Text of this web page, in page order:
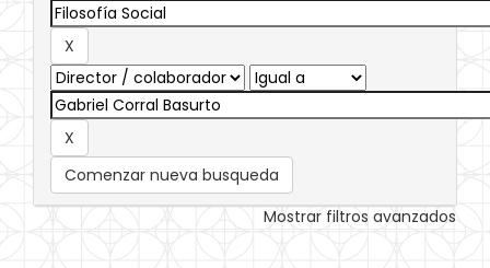
Comenzar nueva busqueda
Mostrar filtros avanzados